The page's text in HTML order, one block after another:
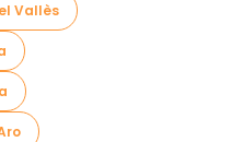
Vallès